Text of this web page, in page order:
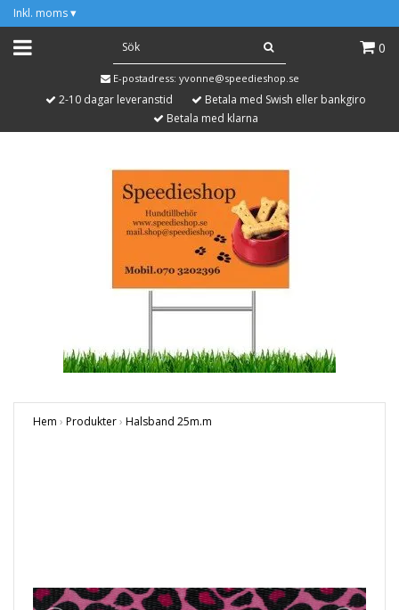
Inkl. moms ▾
0
E-postadress: yvonne@speedieshop.se
2-10 dagar leveranstid
Betala med Swish eller bankgiro
Betala med klarna
Hem › Produkter› Halsband 25m.m